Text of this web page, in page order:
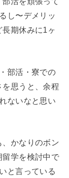
し〜デメリッ
期休みに1ヶ
部活・寮での
を思うと、余程
ないなと思い
かなりのボン
留学を検討中で
と言っている